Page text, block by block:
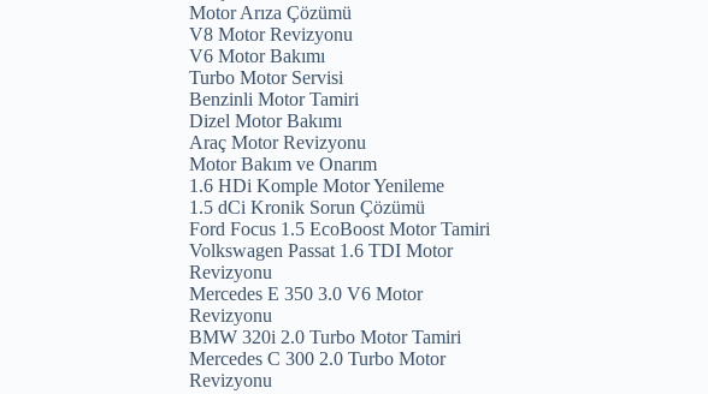
Motor Arıza Çözümü
V8 Motor Revizyonu
V6 Motor Bakımı
Turbo Motor Servisi
Benzinli Motor Tamiri
Dizel Motor Bakımı
Araç Motor Revizyonu
Motor Bakım ve Onarım
1.6 HDi Komple Motor Yenileme
1.5 dCi Kronik Sorun Çözümü
Ford Focus 1.5 EcoBoost Motor Tamiri
Volkswagen Passat 1.6 TDI Motor
Revizyonu
Mercedes E 350 3.0 V6 Motor
Revizyonu
BMW 320i 2.0 Turbo Motor Tamiri
Mercedes C 300 2.0 Turbo Motor
Revizyonu